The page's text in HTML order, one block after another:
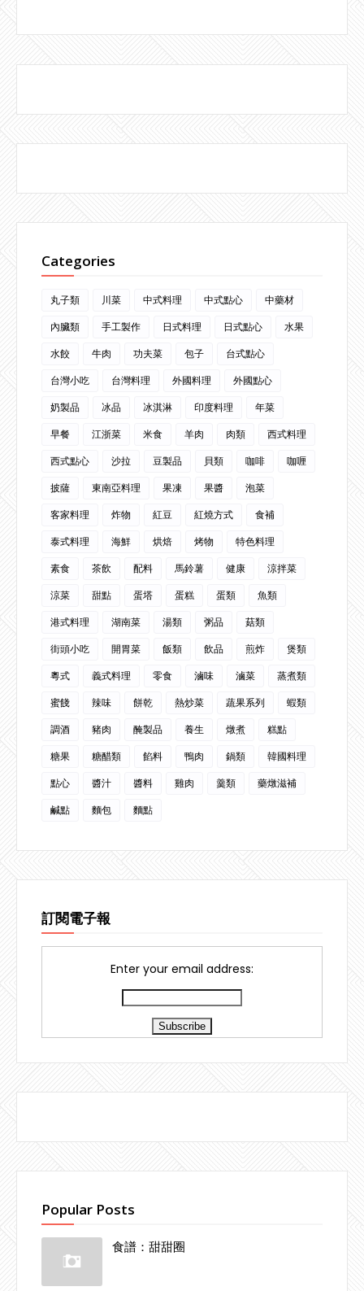
Categories
丸子類 川菜 中式料理 中式點心
中藥材
內臟類
手工製作 日式料理 日式點心
水果
水餃
牛肉 功夫菜 包子
台式點心
台灣小吃
台灣料理 外國料理
外國點心
奶製品
冰品 冰淇淋 印度料理
年菜
早餐
江浙菜 米食 羊肉 肉類
西式料理
西式點心
沙拉 豆製品 貝類 咖啡
咖喱
披薩
東南亞料理 果凍 果醬
泡菜
客家料理
炸物 紅豆 紅燒方式
食補
泰式料理
海鮮 烘焙 烤物
特色料理
素食
茶飲 配料 馬鈴薯 健康
涼拌菜
涼菜
甜點 蛋塔 蛋糕 蛋類
魚類
港式料理
湖南菜 湯類 粥品
菇類
街頭小吃
開胃菜 飯類 飲品 煎炸
煲類
粵式
義式料理 零食 滷味 滷菜
蒸煮類
蜜餞
辣味 餅乾 熱炒菜 蔬果系列
蝦類
調酒
豬肉 醃製品 養生 燉煮
糕點
糖果
糖醋類 餡料 鴨肉 鍋類
韓國料理
點心
醬汁 醬料 雞肉 羹類
藥燉滋補
鹹點
麵包 麵點
訂閱電子報
Enter your email address:
Popular Posts
食譜：甜甜圈